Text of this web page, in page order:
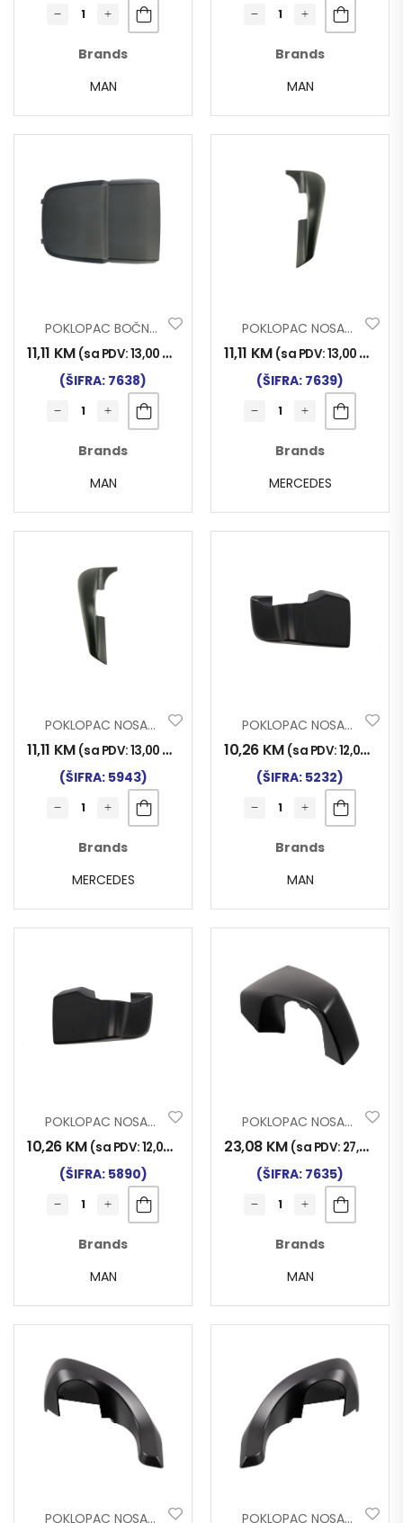
Brands
MAN
Brands
MAN
POKLOPAC BOČNOG RETROVIZORA MAN TGX; TGL; TGM; TGS 2020–
11,11 KM (sa PDV:13,00 KM
(ŠIFRA: 7638)
Brands
MAN
POKLOPAC NOSAČA RETROVIZORA ACTROS MP4 DESNI DONJI
11,11 KM (sa PDV:13,00 KM
(ŠIFRA: 7639)
Brands
MERCEDES
POKLOPAC NOSAČA RETROVIZORA ACTROS MP4 LIJEVI DONJI
11,11 KM (sa PDV:13,00 KM
(ŠIFRA: 5943)
Brands
MERCEDES
POKLOPAC NOSAČA RETROVIZORA MAN TG-X DONJI DESNI
10,26 KM (sa PDV:12,00
(ŠIFRA: 5232)
Brands
MAN
POKLOPAC NOSAČA RETROVIZORA MAN TG-X DONJI LIJEVI
10,26 KM (sa PDV:12,00
(ŠIFRA: 5890)
Brands
MAN
POKLOPAC NOSAČA RETROVIZORA MAN TGX; TGL; TGM; TGS 2020– DONJI DESNI
23,08 KM (sa PDV: 27,00
(ŠIFRA: 7635)
Brands
MAN
POKLOPAC NOSAČA RETROVIZORA MAN TGX; TGL; TGM; TGS 2020– GORNJI DESNI POKLOPAC NOSAČA RETROVIZORA MAN TGX; TGL; TGM; TGS 2020– GORNJI LIJEVI